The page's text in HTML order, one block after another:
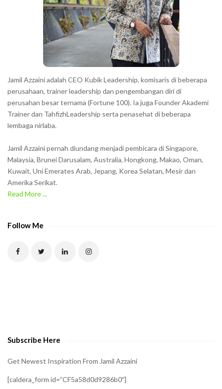
Jamil Azzaini adalah CEO Kubik Leadership, komisaris di beberapa
perusahaan, trainer leadership dan pengembangan diri di
perusahan besar ternama (Fortune 100). Ia juga Founder Akademi
Trainer dan TahfizhLeadership serta penasehat di beberapa
lembaga nirlaba.
Jamil Azzaini pernah diundang menjadi pembicara di Singapore,
Malaysia, Brunei Darusalam, Australia, Hongkong, Makao, Oman,
Kuwait, Uni Emerates Arab, Jepang, Korea Selatan, Mesir dan
Amerika Serikat.
Read More ...
Follow Me
Subscribe Here
Get Newest Inspiration From Jamil Azzaini
[caldera_form id=”CF5a58d0d9286b0″]